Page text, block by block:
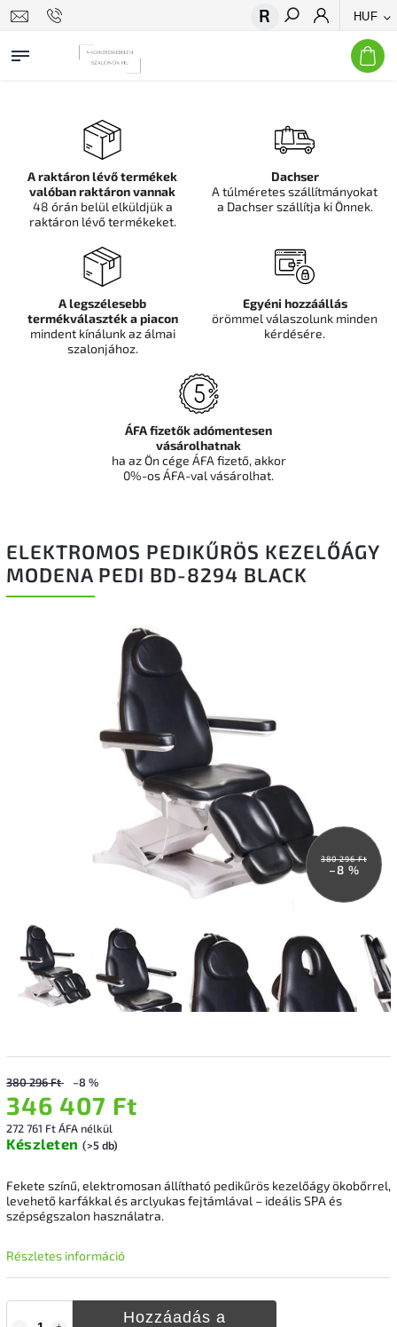
HUF
Keresés
ELEKTROMOS PEDIKŰRÖS KEZELŐÁGY
MODENA PEDI BD-8294 BLACK
380 296 Ft
–8 %
380 296 Ft –8 %
346 407 Ft
272 761 Ft ÁFA nélkül
Készleten (>5 db)
Hozzáadás a
Fekete színű, elektromosan állítható pedikűrös kezelőágy ökobőrrel,
levehető karfákkal és arclyukas fejtámlával – ideális SPA és
szépségszalon használatra.
Részletes információ
A raktáron lévő termékek
valóban raktáron vannak
48 órán belül elküldjük a
raktáron lévő termékeket.
Dachser
A túlméretes szállítmányokat
a Dachser szállítja ki Önnek.
A legszélesebb
termékválaszték a piacon
mindent kínálunk az álmai
szalonjához.
Egyéni hozzáállás
örömmel válaszolunk minden
kérdésére.
ÁFA fizetők adómentesen
vásárolhatnak
ha az Ön cége ÁFA fizető, akkor
0%-os ÁFA-val vásárolhat.